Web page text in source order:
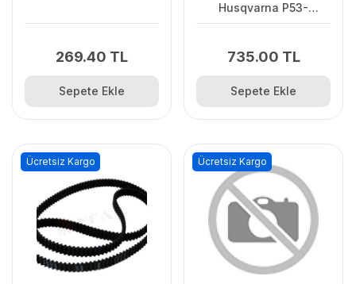
269.40 TL
Sepete Ekle
Husqvarna P53-
735.00 TL
Sepete Ekle
Ücretsiz Kargo Ücretsiz Kargo